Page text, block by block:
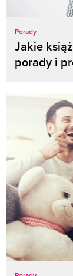
Porady
Jakie
porady i